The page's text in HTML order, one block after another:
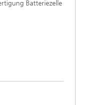
Batteriezelle